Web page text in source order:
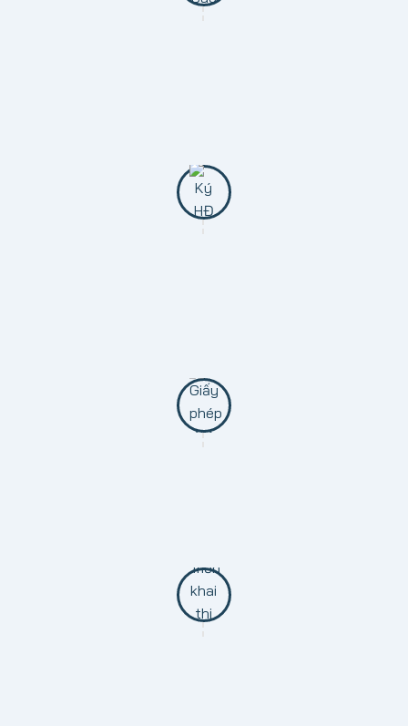
toán cụ thể cho từng hạn mục thi công.
Thủ tục quan trọng đầu tiên để khởi công xây dựng